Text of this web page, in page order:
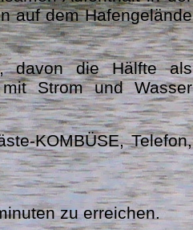
auf dem Hafengelände
davon die Hälfte als
Strom und Wasser
KOMBÜSE, Telefon,
zu erreichen.